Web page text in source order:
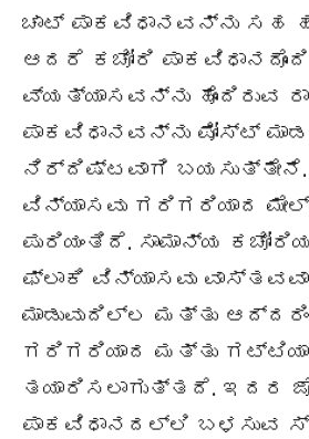
ಚಾಟ್ ಪಾಕವಿಧಾನವನ್ನು ಸಹ
ಆದರೆ ಕಚೋರಿ
ವ್ಯತ್ಯಾಸವನ್ನು ಹೊಂದಿರುವ
ಪಾಕವಿಧಾನವನ್ನು ಪೋಸ್ಟ್
ನಿರ್ದಿಷ್ಟವಾಗಿ ಬಯಸುತ್ತೇನೆ.
ವಿನ್ಯಾಸವು ಗರಿಗರಿಯಾದ
ಪುರಿಯಂತಿದೆ. ಸಾಮಾನ್ಯ
ಫ್ಲಾಕಿ ವಿನ್ಯಾಸವು
ಮಾಡುವುದಿಲ್ಲ ಮತ್ತು
ಗರಿಗರಿಯಾದ ಮತ್ತು
ತಯಾರಿಸಲಾಗುತ್ತದೆ. ಇದರ
ಪಾಕವಿಧಾನದಲ್ಲಿ ಬಳಸುವ